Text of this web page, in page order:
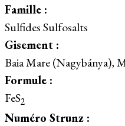
Famille :
Sulfides Sulfosalts
Gisement :
Baia Mare (Nagybánya),
Formule :
FeS2
Numéro Strunz :